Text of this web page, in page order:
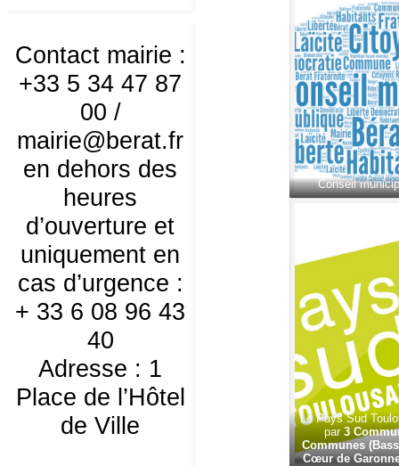
Contact mairie :
+33 5 34 47 87
00 /
mairie@berat.fr
en dehors des
heures
d’ouverture et
uniquement en
cas d’urgence :
+ 33 6 08 96 43
40
Adresse : 1
Place de l’Hôtel
de Ville
Conseil
Le Pays Sud
par 3
Communes
Cœur de